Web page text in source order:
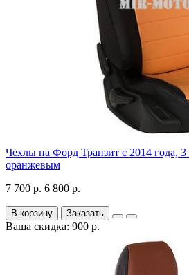
Чехлы на Форд Транзит с 2014 года,
оранжевым
7 700 р. 6 800 р.
В корзину Заказать
Ваша скидка: 900 р.